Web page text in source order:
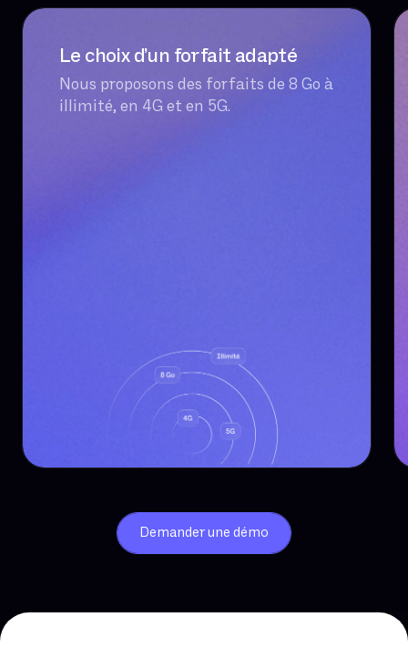
Le choix d’un forfait adapté
Nous proposons des forfaits de 8 Go à
illimité, en 4G et en 5G.
Demander une démo